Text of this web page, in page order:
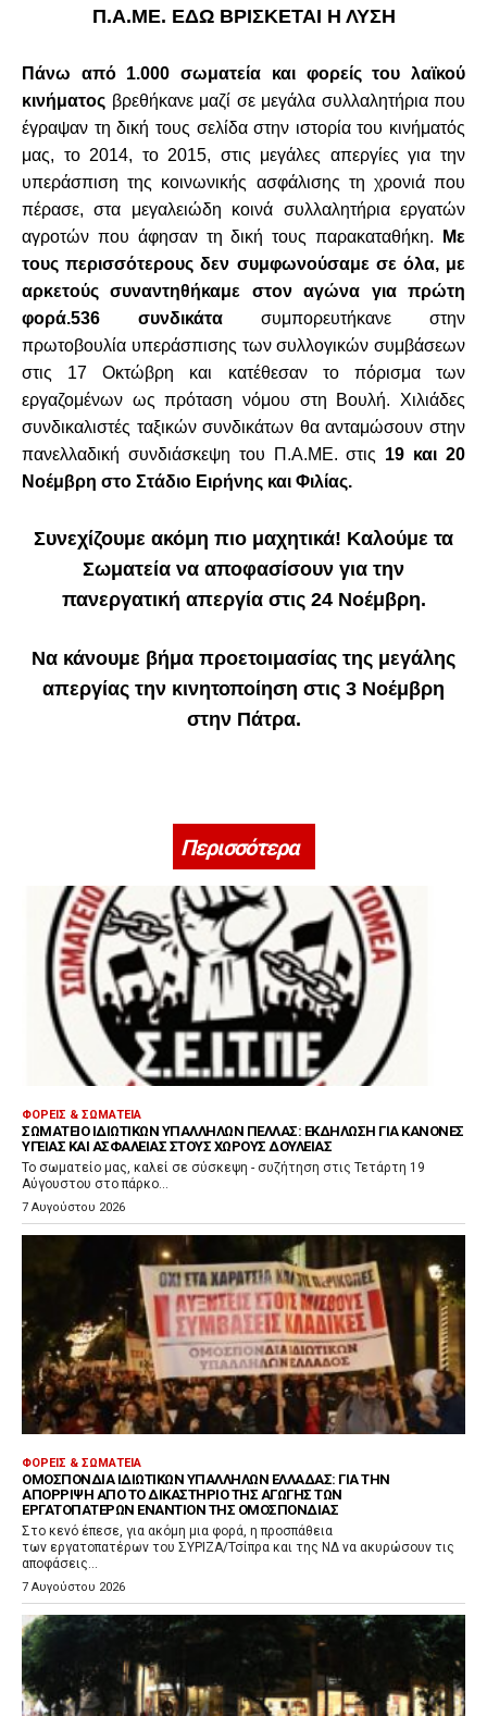
Π.Α.ΜΕ. ΕΔΩ ΒΡΙΣΚΕΤΑΙ Η ΛΥΣΗ
Πάνω από 1.000 σωματεία και φορείς του λαϊκού
κινήματος βρεθήκανε μαζί σε μεγάλα συλλαλητήρια που
έγραψαν τη δική τους σελίδα στην ιστορία του κινήματός
μας, το 2014, το 2015, στις μεγάλες απεργίες για την
υπεράσπιση της κοινωνικής ασφάλισης τη χρονιά που
πέρασε, στα μεγαλειώδη κοινά συλλαλητήρια εργατών
αγροτών που άφησαν τη δική τους παρακαταθήκη.
Με
τους περισσότερους δεν συμφωνούσαμε σε όλα, με
αρκετούς συναντηθήκαμε στον αγώνα για πρώτη
φορά.536 συνδικάτα συμπορευτήκανε στην
πρωτοβουλία υπεράσπισης των συλλογικών συμβάσεων
στις 17 Οκτώβρη και κατέθεσαν το πόρισμα των
εργαζομένων ως πρόταση νόμου στη Βουλή. Χιλιάδες
συνδικαλιστές ταξικών συνδικάτων θα ανταμώσουν στην
πανελλαδική συνδιάσκεψη του Π.Α.ΜΕ. στις 19 και 20
Νοέμβρη στο Στάδιο Ειρήνης και Φιλίας.
Συνεχίζουμε ακόμη πιο μαχητικά! Καλούμε τα
Σωματεία να αποφασίσουν για την
πανεργατική απεργία στις 24 Νοέμβρη.
Να κάνουμε βήμα προετοιμασίας της μεγάλης
απεργίας την κινητοποίηση στις 3 Νοέμβρη
στην Πάτρα.
Περισσότερα
ΦΟΡΕΊΣ & ΣΩΜΑΤΕΊΑ
ΣΩΜΑΤΕΊΟ ΙΔΙΩΤΙΚΏΝ ΥΠΑΛΛΉΛΩΝ ΠΈΛΛΑΣ: ΕΚΔΉΛΩΣΗ ΓΙΑ ΚΑΝΌΝΕΣ
ΥΓΕΊΑΣ ΚΑΙ ΑΣΦΆΛΕΙΑΣ ΣΤΟΥΣ ΧΏΡΟΥΣ ΔΟΥΛΕΙΆΣ
Το σωματείο μας, καλεί σε σύσκεψη - συζήτηση στις Τετάρτη 19
Αύγουστου στο πάρκο...
7 Αυγούστου 2026
ΦΟΡΕΊΣ & ΣΩΜΑΤΕΊΑ
ΟΜΟΣΠΟΝΔΊΑ ΙΔΙΩΤΙΚΏΝ ΥΠΑΛΛΉΛΩΝ ΕΛΛΆΔΑΣ: ΓΙΑ ΤΗΝ
ΑΠΌΡΡΙΨΗ ΑΠΌ ΤΟ ΔΙΚΑΣΤΉΡΙΟ ΤΗΣ ΑΓΩΓΉΣ ΤΩΝ
ΕΡΓΑΤΟΠΑΤΈΡΩΝ ΕΝΑΝΤΊΟΝ ΤΗΣ ΟΜΟΣΠΟΝΔΊΑΣ
Στο κενό έπεσε, για ακόμη μια φορά, η προσπάθεια
των εργατοπατέρων του ΣΥΡΙΖΑ/Τσίπρα και της ΝΔ να ακυρώσουν τις
αποφάσεις...
7 Αυγούστου 2026